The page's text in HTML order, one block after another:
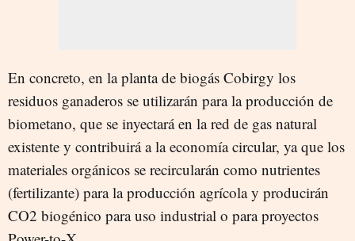
En concreto, en la planta de biogás Cobirgy los
residuos ganaderos se utilizarán para la producción de
biometano, que se inyectará en la red de gas natural
existente y contribuirá a la economía circular, ya que los
materiales orgánicos se recircularán como nutrientes
(fertilizante) para la producción agrícola y producirán
CO2 biogénico para uso industrial o para proyectos